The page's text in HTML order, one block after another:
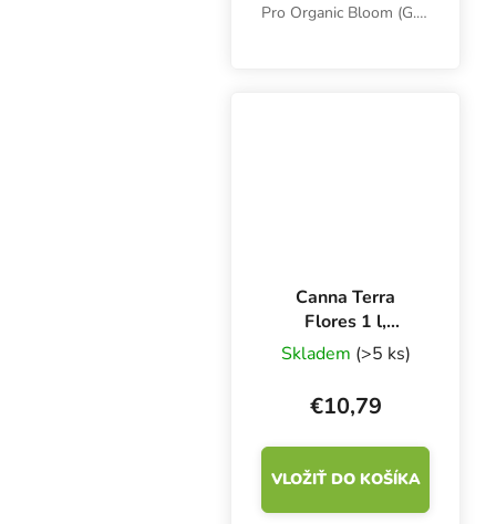
Pro Organic Bloom (G.O.
Canna Terra
Flores 1 l,
základné hnojivo
na kvety
Skladem (>5 ks)
€10,79
VLOŽIŤ DO KOŠÍKA